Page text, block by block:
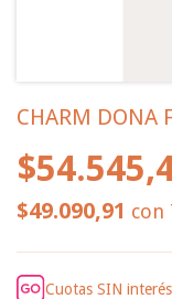
CHARM DONA
$49.090,91 con
Cuotas SIN